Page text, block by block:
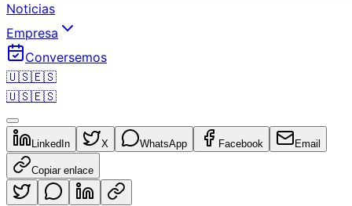
Noticias
Empresa
Conversemos
🇺🇸🇪🇸
🇺🇸🇪🇸
LinkedIn X WhatsApp Facebook Email
Copiar enlace